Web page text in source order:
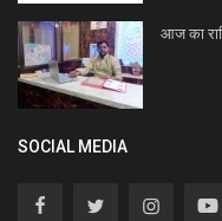
आज का
SOCIAL MEDIA